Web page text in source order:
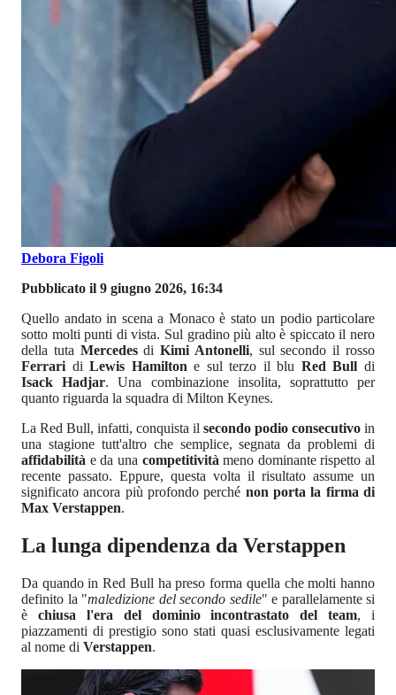
Debora Figoli
Pubblicato il 9 giugno 2026, 16:34
Quello andato in scena a Monaco è stato un podio particolare
sotto molti punti di vista. Sul gradino più alto è spiccato il nero
della tuta MercedesdiKimi Antonelli, sul secondo il rosso
Ferrari diLewis Hamilton e sul terzo il blu Red Bull di
Isack Hadjar. Una combinazione insolita, soprattutto per
quanto riguarda la squadra di Milton Keynes.
La Red Bull, infatti, conquista il secondo podio consecutivo in
una stagione tutt'altro che semplice, segnata da problemi di
affidabilità e da una competitivitàmeno dominante rispetto al
recente passato. Eppure, questa volta il risultato assume un
significato ancora più profondo perché non porta la firma di
Max Verstappen.
La lunga dipendenza da Verstappen
Da quando in Red Bull ha preso forma quella che molti hanno
definito la "maledizione del secondo sedile" e parallelamente si
è chiusa l'era del dominio incontrastato del team, i
piazzamenti di prestigio sono stati quasi esclusivamente legati
al nome di Verstappen.